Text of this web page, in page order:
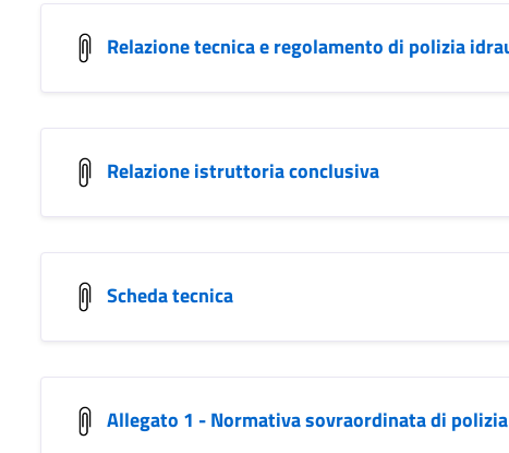
Relazione tecnica e regolamento di polizia
Relazione istruttoria conclusiva
Scheda tecnica
Allegato 1 - Normativa sovraordinata di